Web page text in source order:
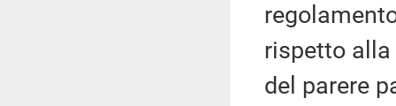
rispetto alla
del parere